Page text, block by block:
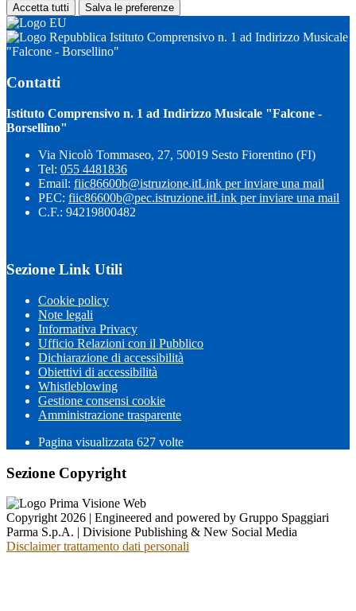
Accetta tutti Salva le preferenze
Istituto Comprensivo n. 1 ad Indirizzo Musicale
"Falcone - Borsellino"
Contatti
Istituto Comprensivo n. 1 ad Indirizzo Musicale "Falcone -
Borsellino"
Via Nicolò Tommaseo, 27, 50019 Sesto Fiorentino (FI)
Tel: 055 4481836
Email: fiic86600b@istruzione.itLink per inviare una mail
PEC: fiic86600b@pec.istruzione.itLink per inviare una mail
C.F.: 94219800482
Sezione Link Utili
Cookie policy
Note legali
Informativa Privacy
Ufficio Relazioni con il Pubblico
Dichiarazione di accessibilità
Obiettivi di accessibilità
Whistleblowing
Gestione consensi cookie
Amministrazione trasparente
Pagina visualizzata 627 volte
Sezione Copyright
Copyright 2026 | Engineered and powered by Gruppo Spaggiari
Parma S.p.A. | Divisione Publishing & New Social Media
Disclaimer trattamento dati personali